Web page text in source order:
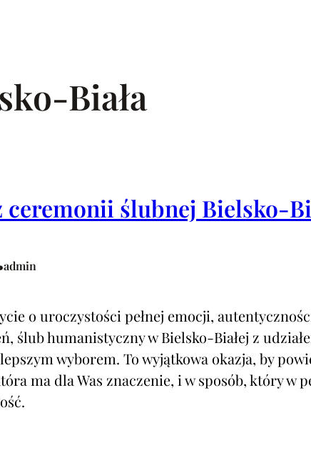
Biała
ślubnej Bielsko-
admin
o uroczystości pełnej emocji,
ślub humanistyczny w Bielsko-Białej z
wyborem. To wyjątkowa okazja, by
ma dla Was znaczenie, i w sposób, który w